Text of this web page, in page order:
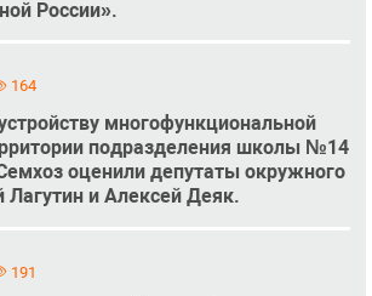
России».
164
многофункциональной
подразделения школы №14
оценили депутаты окружного
и Алексей Деяк.
191